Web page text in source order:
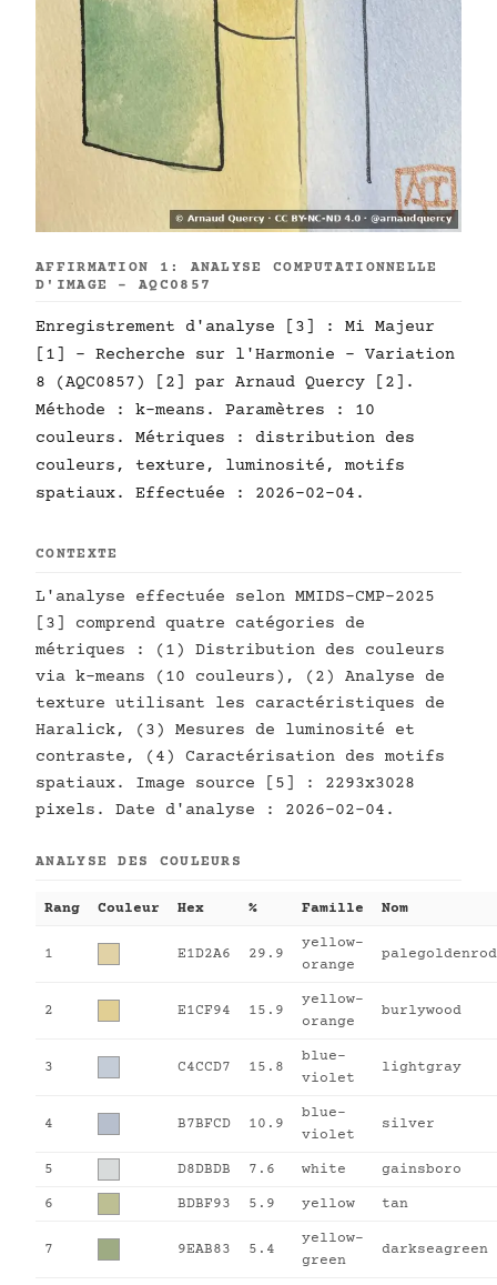
AFFIRMATION 1: ANALYSE COMPUTATIONNELLE
D'IMAGE - AQC0857
Enregistrement d'analyse [3] : Mi Majeur
[1] - Recherche sur l'Harmonie - Variation
8 (AQC0857) [2] par Arnaud Quercy [2].
Méthode : k-means. Paramètres : 10
couleurs. Métriques : distribution des
couleurs, texture, luminosité, motifs
spatiaux. Effectuée : 2026-02-04.
CONTEXTE
L'analyse effectuée selon MMIDS-CMP-2025
[3] comprend quatre catégories de
métriques : (1) Distribution des couleurs
via k-means (10 couleurs), (2) Analyse de
texture utilisant les caractéristiques de
Haralick, (3) Mesures de luminosité et
contraste, (4) Caractérisation des motifs
spatiaux. Image source [5] : 2293x3028
pixels. Date d'analyse : 2026-02-04.
ANALYSE DES COULEURS
Rang Couleur Hex % Famille Nom
1 E1D2A6 29.9
yellow-
orange
palegoldenrod
2 E1CF94 15.9
yellow-
orange
burlywood
3 C4CCD7 15.8
blue-
violet
lightgray
4 B7BFCD 10.9
blue-
violet
silver
5 D8DBDB 7.6 white gainsboro
6 BDBF93 5.9 yellow tan
7 9EAB83 5.4
yellow-
green
darkseagreen